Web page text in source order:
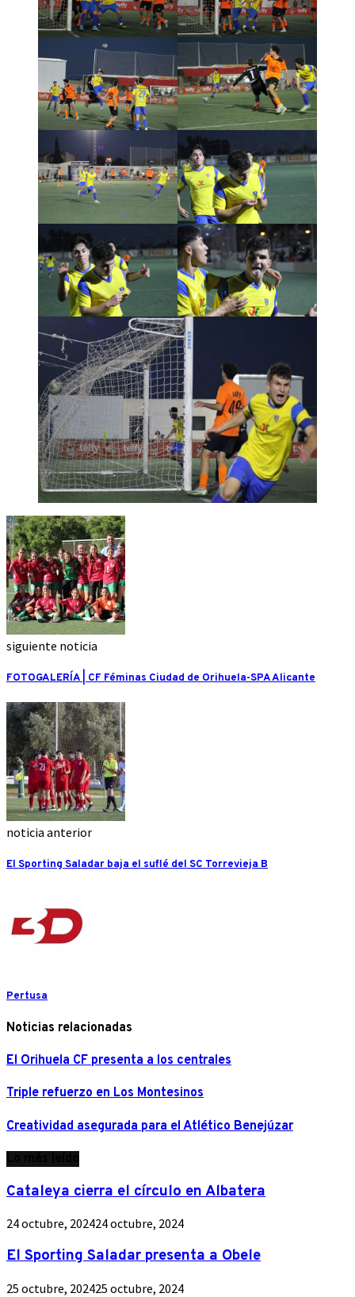
siguiente noticia
FOTOGALERÍA | CF Féminas Ciudad de Orihuela-SPA Alicante
noticia anterior
El Sporting Saladar baja el suflé del SC Torrevieja B
Pertusa
Noticias relacionadas
El Orihuela CF presenta a los centrales
Triple refuerzo en Los Montesinos
Creatividad asegurada para el Atlético Benejúzar
Cataleya cierra el círculo en Albatera
24 octubre, 202424 octubre, 2024
El Sporting Saladar presenta a Obele
25 octubre, 202425 octubre, 2024